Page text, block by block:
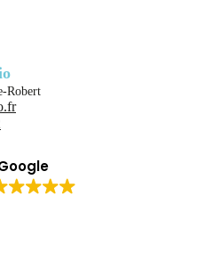
Robert